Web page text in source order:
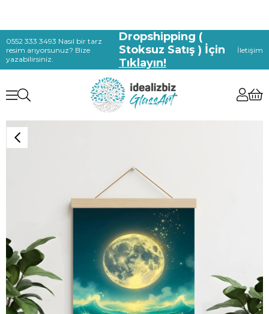
0552 333 3493 Nasıl bir tarz
resim arıyorsunuz? Bize
yazabilirsiniz.
Dropshipping (
Stoksuz Satış ) İçin
Tıklayın!
İletişim